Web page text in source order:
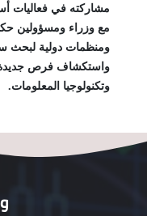
مشاركته في فعاليات
مع وزراء ومسؤولين
ومنظمات دولية لبحث
واستكشاف فرص جديدة
وتكنولوجيا المعلومات.